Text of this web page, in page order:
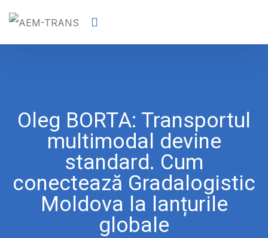
Oleg BORTA: Transportul
multimodal devine
standard. Cum
conectează Gradalogistic
Moldova la lanțurile
globale